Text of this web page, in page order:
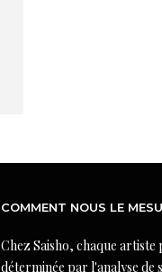
COMMENT NOUS LE
Chez Saisho, chaque
déterminée par l'analyse de